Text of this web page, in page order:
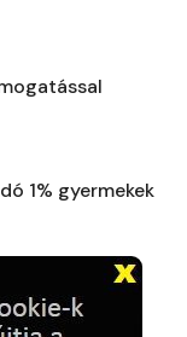
1% gyermekek
- pillanatkép